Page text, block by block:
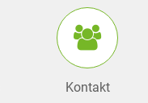
Kontakt